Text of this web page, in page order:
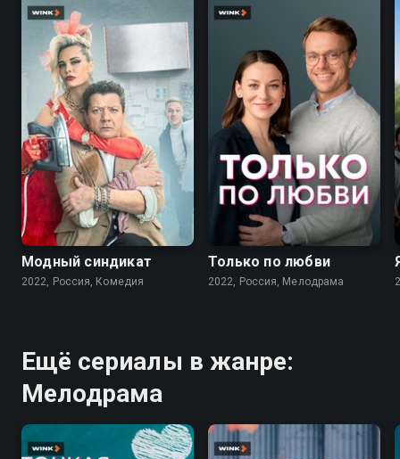
7.6
Модный синдикат
2022, Россия, Комедия
Только по любви
2022, Россия, Мелодрама
Ещё сериалы в жанре:
Мелодрама